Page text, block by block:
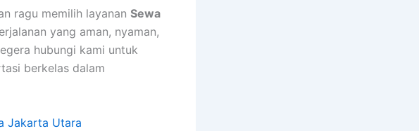
ragu memilih layanan Sewa
yang aman, nyaman,
hubungi kami untuk
berkelas dalam
Jakarta Utara